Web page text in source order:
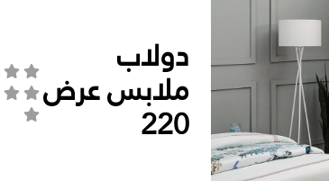
دولاب
ملابس عرض
220